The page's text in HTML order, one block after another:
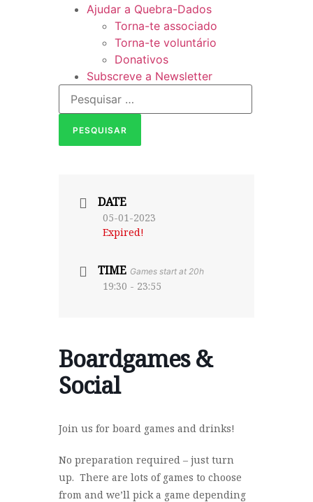
Ajudar a Quebra-Dados
Torna-te associado
Torna-te voluntário
Donativos
Subscreve a Newsletter
DATE
05-01-2023
Expired!
TIME Games start at 20h
19:30 - 23:55
Boardgames &
Social
Join us for board games and drinks!
No preparation required – just turn
up. There are lots of games to choose
from and we’ll pick a game depending